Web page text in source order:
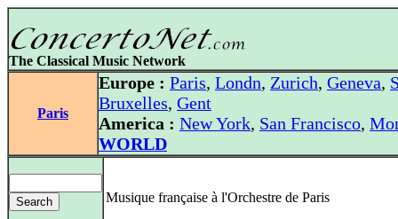
The Classical Music Network
Paris
Europe : Paris, Londn, Zurich, Geneva,
Bruxelles, Gent
America : New York, San Francisco,
WORLD
Musique française à l'Orchestre de Paris